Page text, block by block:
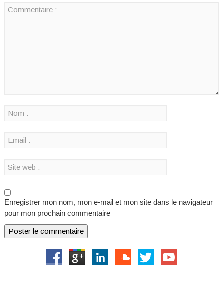
Enregistrer mon nom, mon e-mail et mon site dans le navigateur
pour mon prochain commentaire.